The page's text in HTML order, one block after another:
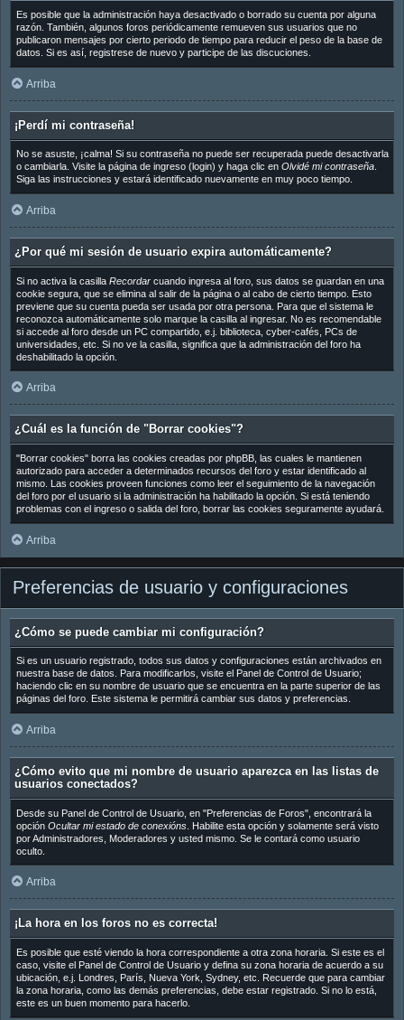
Es posible que la administración haya desactivado o borrado su cuenta por alguna
razón. También, algunos foros periódicamente remueven sus usuarios que no
publicaron mensajes por cierto periodo de tiempo para reducir el peso de la base de
datos. Si es así, registrese de nuevo y participe de las discuciones.
Arriba
¡Perdí mi contraseña!
No se asuste, ¡calma! Si su contraseña no puede ser recuperada puede desactivarla
o cambiarla. Visite la página de ingreso (login) y haga clic en Olvidé mi contraseña.
Siga las instrucciones y estará identificado nuevamente en muy poco tiempo.
Arriba
¿Por qué mi sesión de usuario expira automáticamente?
Si no activa la casilla Recordarcuando ingresa al foro, sus datos se guardan en una
cookie segura, que se elimina al salir de la página o al cabo de cierto tiempo. Esto
previene que su cuenta pueda ser usada por otra persona. Para que el sistema le
reconozca automáticamente solo marque la casilla al ingresar. No es recomendable
si accede al foro desde un PC compartido, e.j. biblioteca, cyber-cafés, PCs de
universidades, etc. Si no ve la casilla, significa que la administración del foro ha
deshabilitado la opción.
Arriba
¿Cuál es la función de "Borrar cookies"?
"Borrar cookies" borra las cookies creadas por phpBB, las cuales le mantienen
autorizado para acceder a determinados recursos del foro y estar identificado al
mismo. Las cookies proveen funciones como leer el seguimiento de la navegación
del foro por el usuario si la administración ha habilitado la opción. Si está teniendo
problemas con el ingreso o salida del foro, borrar las cookies seguramente ayudará.
Arriba
Preferencias de usuario y configuraciones
¿Cómo se puede cambiar mi configuración?
Si es un usuario registrado, todos sus datos y configuraciones están archivados en
nuestra base de datos. Para modificarlos, visite el Panel de Control de Usuario;
haciendo clic en su nombre de usuario que se encuentra en la parte superior de las
páginas del foro. Este sistema le permitirá cambiar sus datos y preferencias.
Arriba
¿Cómo evito que mi nombre de usuario aparezca en las listas de
usuarios conectados?
Desde su Panel de Control de Usuario, en "Preferencias de Foros", encontrará la
opción Ocultar mi estado de conexións. Habilite esta opción y solamente será visto
por Administradores, Moderadores y usted mismo. Se le contará como usuario
oculto.
Arriba
¡La hora en los foros no es correcta!
Es posible que esté viendo la hora correspondiente a otra zona horaria. Si este es el
caso, visite el Panel de Control de Usuario y defina su zona horaria de acuerdo a su
ubicación, e.j. Londres, París, Nueva York, Sydney, etc. Recuerde que para cambiar
la zona horaria, como las demás preferencias, debe estar registrado. Si no lo está,
este es un buen momento para hacerlo.